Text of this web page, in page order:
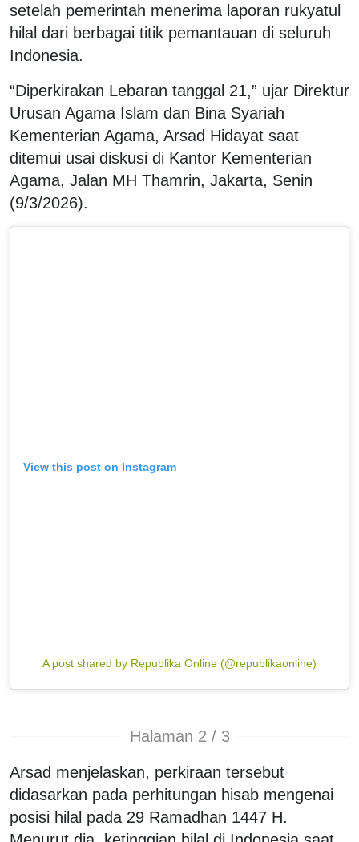
setelah pemerintah menerima laporan rukyatul
hilal dari berbagai titik pemantauan di seluruh
Indonesia.
“Diperkirakan Lebaran tanggal 21,” ujar Direktur
Urusan Agama Islam dan Bina Syariah
Kementerian Agama, Arsad Hidayat saat
ditemui usai diskusi di Kantor Kementerian
Agama, Jalan MH Thamrin, Jakarta, Senin
(9/3/2026).
View this post on Instagram
A post shared by Republika Online (@republikaonline)
Halaman 2 / 3
Arsad menjelaskan, perkiraan tersebut
didasarkan pada perhitungan hisab mengenai
posisi hilal pada 29 Ramadhan 1447 H.